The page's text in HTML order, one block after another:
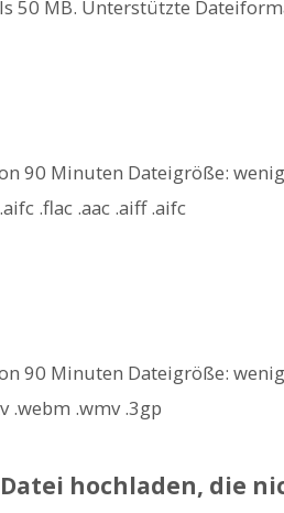
50 MB. Unterstützte
90 Minuten Dateigröße:
.flac .aac .aiff .aifc
90 Minuten Dateigröße:
.webm .wmv .3gp
Datei hochladen, die